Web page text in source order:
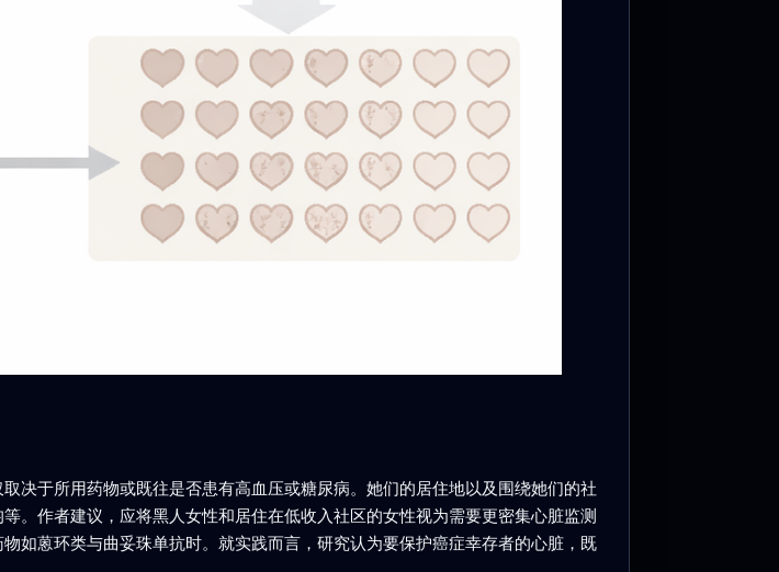
决于所用药物或既往是否患有高血压或糖尿病。她们的居住地以及围绕她们的社
。作者建议，应将黑人女性和居住在低收入社区的女性视为需要更密集心脏监测
如蒽环类与曲妥珠单抗时。就实践而言，研究认为要保护癌症幸存者的心脏，既